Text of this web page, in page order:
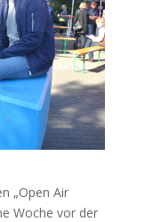
„Open Air
Woche vor der